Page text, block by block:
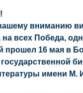
вниманию
всех Победа,
прошел 16 мая в
имени М.